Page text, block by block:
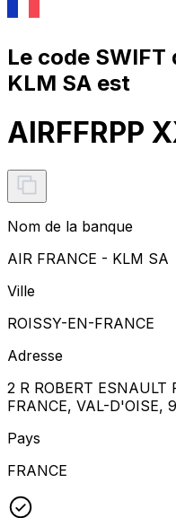
Le code SWIFT
KLM SA est
AIRFFRPP
Nom de la banque
AIR FRANCE - KLM SA
Ville
ROISSY-EN-FRANCE
Adresse
2 R ROBERT ESNAULT
FRANCE, VAL-D'OISE,
Pays
FRANCE